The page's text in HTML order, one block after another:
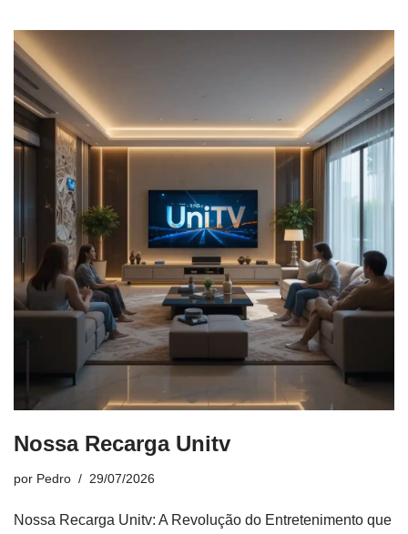
Nossa Recarga Unitv
por Pedro 29/07/2026
Nossa Recarga Unitv: A Revolução do Entretenimento que